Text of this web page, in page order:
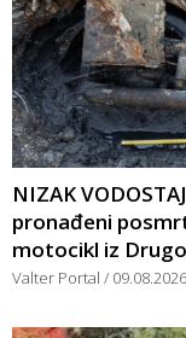
NIZAK
pronađeni
motocikl iz
Valter Portal 09.08.2026